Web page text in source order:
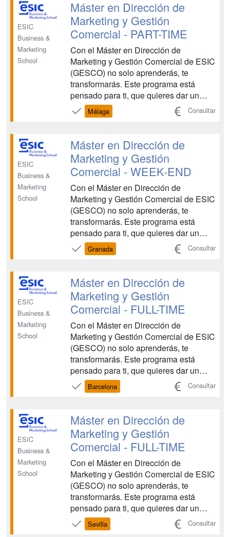
comerciales detallistas de la gran
distribución Asociacionismo comercial
(I): El modelo de...
ESIC
Business &
Marketing
School
Máster en Dirección de
Marketing y Gestión
Comercial - PART-TIME
Con el Máster en Dirección de
Marketing y Gestión Comercial de ESIC
(GESCO) no solo aprenderás, te
transformarás. Este programa está
pensado para ti, que quieres dar un
paso más en tu carrera, combinando
estrategias de marketing con una
los retos actuales del mercado. A través
de un enfoque práctico, actuali...
Málaga Consultar
ESIC
Business &
Marketing
School
Máster en Dirección de
Marketing y Gestión
Comercial - WEEK-END
Con el Máster en Dirección de
Marketing y Gestión Comercial de ESIC
(GESCO) no solo aprenderás, te
transformarás. Este programa está
pensado para ti, que quieres dar un
paso más en tu carrera, combinando
estrategias de marketing con una
los retos actuales del mercado. A través
de un enfoque práctico, actuali...
Granada Consultar
ESIC
Business &
Marketing
School
Máster en Dirección de
Marketing y Gestión
Comercial - FULL-TIME
Con el Máster en Dirección de
Marketing y Gestión Comercial de ESIC
(GESCO) no solo aprenderás, te
transformarás. Este programa está
pensado para ti, que quieres dar un
paso más en tu carrera, combinando
estrategias de marketing con una
los retos actuales del mercado. A través
de un enfoque práctico, actuali...
Barcelona Consultar
ESIC
Business &
Marketing
School
Máster en Dirección de
Marketing y Gestión
Comercial - FULL-TIME
Con el Máster en Dirección de
Marketing y Gestión Comercial de ESIC
(GESCO) no solo aprenderás, te
transformarás. Este programa está
pensado para ti, que quieres dar un
paso más en tu carrera, combinando
estrategias de marketing con una
Sevilla Consultar